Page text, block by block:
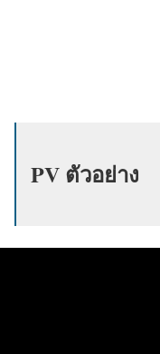
PV ตัวอย่าง